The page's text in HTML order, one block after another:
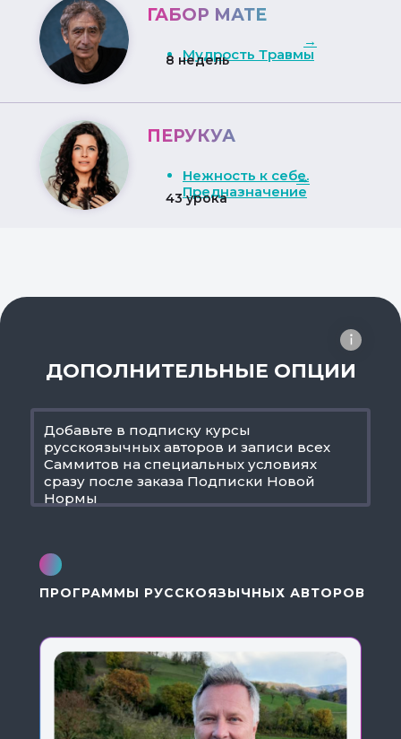
ГАБОР МАТЕ
Мудрость Травмы
8 недель
ПЕРУКУА
Нежность к себе.
Предназначение
43 урока
→
→
ПРОГРАММЫ РУССКОЯЗЫЧНЫХ АВТОРОВ
ДОПОЛНИТЕЛЬНЫЕ ОПЦИИ
Добавьте в подписку курсы
русскоязычных авторов и записи всех
Саммитов на специальных условиях
сразу после заказа Подписки Новой
Нормы